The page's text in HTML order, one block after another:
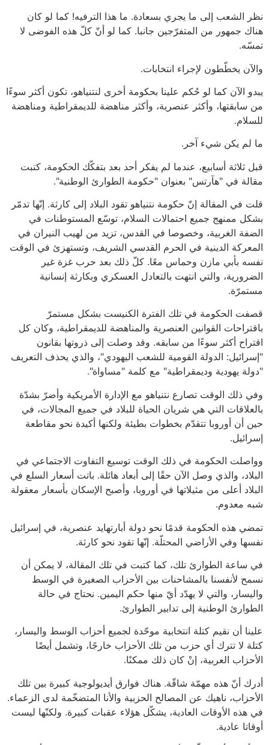
نظر الشعب إلى ما يجري بسعادة. ما هذا الترفيه! كما لو كان
هناك جمهور من المتفرّجين جانبا. كما لو أنّ كلّ هذه الفوضى لا
تمسّه.
والآن يخطّطون لإجراء انتخابات.
يبدو الآن كما لو حُكم علينا بحكومة أخرى لنتنياهو، تكون أكثر سوءًا
من سابقتها، وأكثر عنصرية، وأكثر مناهضة للديمقراطية ومناهضة
للسلام.
ما لم يكن شيء آخر.
قبل ثلاثة أسابيع، عندما لم يفكر أحد بعد بتفكّك الحكومة، كتبت
مقالة في "هآرتس" بعنوان "حكومة الطوارئ الوطنية".
قلت في المقالة إنّ حكومة نتنياهو تقود البلاد إلى كارثة. إنّها تدمّر
بشكل ممنهج جميع احتمالات السلام، توسّع المستوطنات في
الضفة الغربية، وخصوصا في القدس، تزيد من لهيب النيران في
المعركة الدينية في الحرم القدسي الشريف، وتستهزئ في الوقت
نفسه بأبي مازن وحماس معًا. كلّ ذلك بعد حرب غزة غير
الضرورية، والتي انتهت بالتعادل العسكري وبكارثة إنسانية
مستمرّة.
قصفت الحكومة في تلك الفترة الكنيست بشكل مستمرّ
باقتراحات القوانين العنصرية والمناهضة للديمقراطية، وكان كل
اقتراح أكثر سوءًا من سابقه. وقد وصلت إلى ذروتها بقانون
"إسرائيل: الدولة القومية للشعب اليهودي"، والذي يحذف التعريف
"دولة يهودية وديمقراطية" مع كلمة "مساواة".
وفي ذلك الوقت تصارع نتنياهو مع الإدارة الأمريكية وأضرّ بشدّة
بالعلاقات التي هي شريان الحياة للبلاد في جميع المجالات، في
حين أن أوروبا تتقدّم بخطوات بطيئة ولكنها أكيدة نحو مقاطعة
إسرائيل.
وواصلت الحكومة في ذلك الوقت توسيع التفاوت الاجتماعي في
البلاد، والذي وصل الآن حقًا إلى أبعاد هائلة. باتت أسعار السلع في
البلاد أعلى من مثيلاتها في أوروبا، وأصبح الإسكان بأسعار معقولة
شبه معدوم.
تمضي هذه الحكومة قدمًا نحو دولة أبارتهايد عنصرية، في إسرائيل
نفسها وفي الأراضي المحتلّة. إنّها تقود نحو كارثة.
في ساعة الطوارئ تلك، كما كتبت في تلك المقالة، لا يمكن أن
نسمح لأنفسنا بالمشاحنات بين الأحزاب الصغيرة في الوسط
واليسار، والتي لا يهدّد أيّ منها حكم اليمين. نحتاج في حالة
الطوارئ الوطنية إلى تدابير الطوارئ.
علينا أن نقيم كتلة انتخابية موحّدة لجميع أحزاب الوسط واليسار،
كتلة لا تترك أي حزب من تلك الأحزاب خارجًا، وتشمل أيضًا
الأحزاب العربية، إنْ كان ذلك ممكنًا.
أدرك أنّ هذه مهمّة شاقّة. هناك فوارق أيديولوجية كبيرة بين تلك
الأحزاب، ناهيك عن المصالح الحزبية والأنا المتضخّمة لدى الزعماء.
في هذه الأوقات العادية، يشكّل هؤلاء عقبات كبيرة. ولكنّها ليست
أوقاتا عادية.